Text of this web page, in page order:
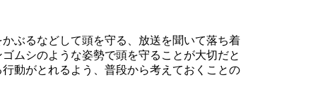
ぶるなどして頭を守る、放送を聞いて落ち着
ムシのような姿勢で頭を守ることが大切だと
動がとれるよう、普段から考えておくことの